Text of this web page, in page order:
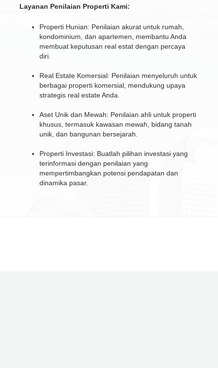
Layanan Penilaian Properti Kami:
Properti Hunian: Penilaian akurat untuk rumah,
kondominium, dan apartemen, membantu Anda
membuat keputusan real estat dengan percaya
diri.
Real Estate Komersial: Penilaian menyeluruh untuk
berbagai properti komersial, mendukung upaya
strategis real estate Anda.
Aset Unik dan Mewah: Penilaian ahli untuk properti
khusus, termasuk kawasan mewah, bidang tanah
unik, dan bangunan bersejarah.
Properti Investasi: Buatlah pilihan investasi yang
terinformasi dengan penilaian yang
mempertimbangkan potensi pendapatan dan
dinamika pasar.